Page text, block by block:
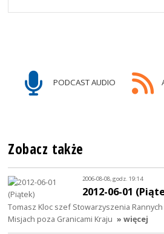
PODCAST AUDIO
Zobacz także
2006-08-08, godz. 19:14
2012-06-01
Tomasz Kloc szef Stowarzyszenia
Misjach poza Granicami Kraju » więcej